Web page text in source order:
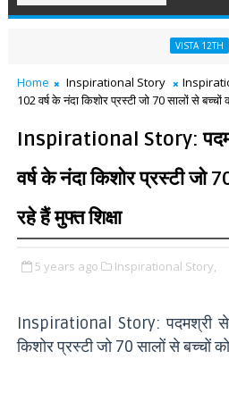
The
Home Inspirational Story
102 वर्ष के नंदा किशोर प्रस्टी जो 70 सालों से बच्चों
Inspirational Story:
वर्ष के नंदा किशोर प्रस्टी जो
रहे हैं मुफ्त शिक्षा
5 years ago Inspirational Story,
Inspirational Story: पदमश्री से
किशोर प्रस्टी जो 70 सालों से बच्चों